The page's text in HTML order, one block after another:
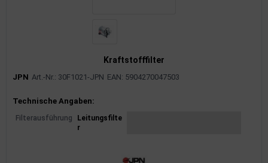
Kraftstofffilter
JPN Art.-Nr.: 30F1021-JPN EAN: 5904270047503
Produktinformationen
Technische Angaben:
Filterausführung
Leitungsfilte
r